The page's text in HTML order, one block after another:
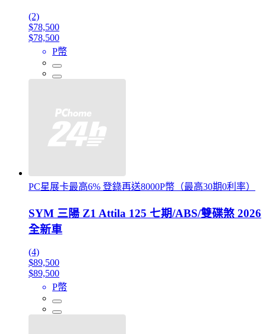
(2)
$78,500
$78,500
P幣
PC星展卡最高6% 登錄再送8000P幣（最高30期0利率）
SYM 三陽 Z1 Attila 125 七期/ABS/雙碟煞 2026
全新車
(4)
$89,500
$89,500
P幣